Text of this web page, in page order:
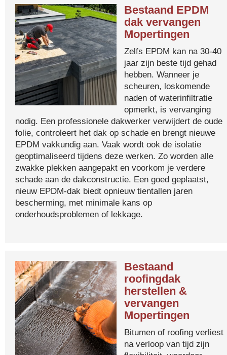
Bestaand EPDM
dak vervangen
Mopertingen
Zelfs EPDM kan na 30-40
jaar zijn beste tijd gehad
hebben. Wanneer je
scheuren, loskomende
naden of waterinfiltratie
opmerkt, is vervanging
nodig. Een professionele dakwerker verwijdert de oude
folie, controleert het dak op schade en brengt nieuwe
EPDM vakkundig aan. Vaak wordt ook de isolatie
geoptimaliseerd tijdens deze werken. Zo worden alle
zwakke plekken aangepakt en voorkom je verdere
schade aan de dakconstructie. Een goed geplaatst,
nieuw EPDM-dak biedt opnieuw tientallen jaren
bescherming, met minimale kans op
onderhoudsproblemen of lekkage.
Bestaand
roofingdak
herstellen &
vervangen
Mopertingen
Bitumen of roofing verliest
na verloop van tijd zijn